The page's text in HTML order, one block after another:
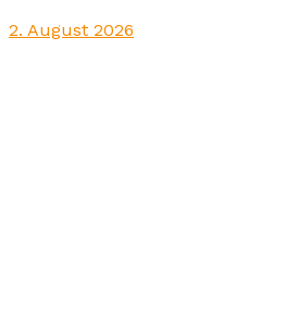
2. August 2026